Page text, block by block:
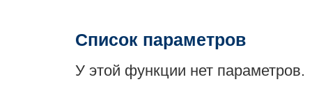
Список параметров
У этой функции нет параметров.